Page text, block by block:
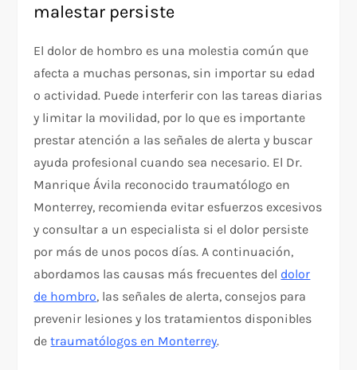
malestar persiste
El dolor de hombro es una molestia común que
afecta a muchas personas, sin importar su edad
o actividad. Puede interferir con las tareas diarias
y limitar la movilidad, por lo que es importante
prestar atención a las señales de alerta y buscar
ayuda profesional cuando sea necesario. El Dr.
Manrique Ávila reconocido traumatólogo en
Monterrey, recomienda evitar esfuerzos excesivos
y consultar a un especialista si el dolor persiste
por más de unos pocos días. A continuación,
abordamos las causas más frecuentes del dolor
de hombro, las señales de alerta, consejos para
prevenir lesiones y los tratamientos disponibles
detraumatólogos en Monterrey.